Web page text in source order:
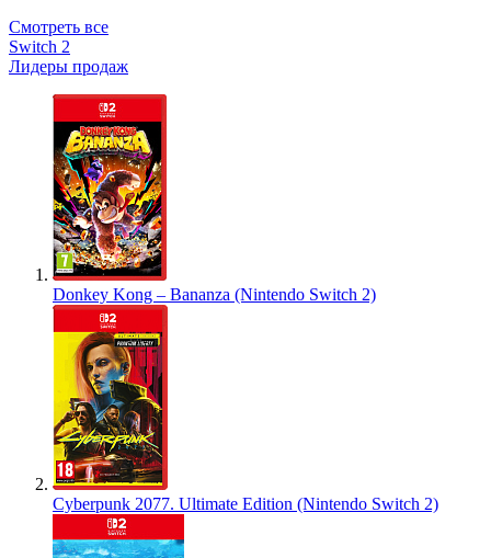
Смотреть все
Switch 2
Лидеры продаж
Donkey Kong – Bananza (Nintendo Switch 2)
Cyberpunk 2077. Ultimate Edition (Nintendo Switch 2)